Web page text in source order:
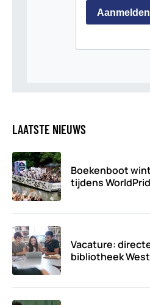
LAATSTE NIEUWS
Boekenboot
tijdens
Vacature:
bibliotheek